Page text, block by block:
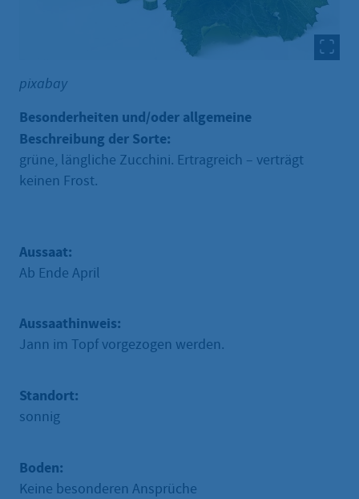
pixabay
Besonderheiten und/oder allgemeine
Beschreibung der Sorte:
grüne, längliche Zucchini. Ertragreich – verträgt
keinen Frost.
Aussaat:
Ab Ende April
Aussaathinweis:
Jann im Topf vorgezogen werden.
Standort:
sonnig
Boden:
Keine besonderen Ansprüche